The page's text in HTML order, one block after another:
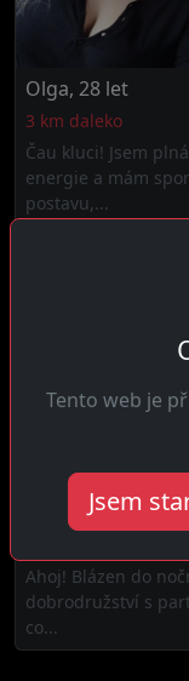
Olga, 28 let
3 km daleko
Čau kluci! Jsem plná
energie a mám
postavu,...
Natálie, 31 let
Ahoj! Blázen do
dobrodružství s
co...
Tento web je
Jsem